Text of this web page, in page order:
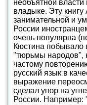
необъятной власти
владыке. Эту
занимательной и
России
очень популярна
Кюстина побывало
"тюрьмы народов",
частому
русский язык в
выражение
сделал упор на
России. Например: